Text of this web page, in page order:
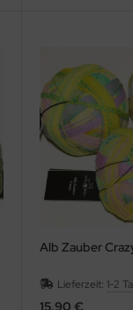
Alb Zauber
Lieferzeit:1-2
15,90 €